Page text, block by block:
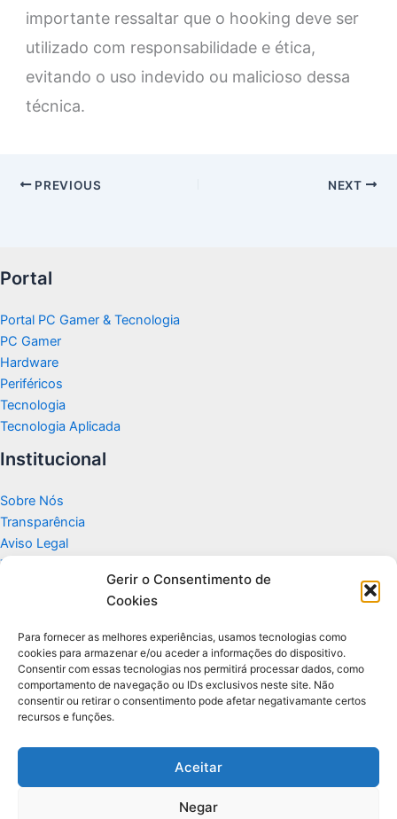
Gerir o Consentimento de
Cookies
Para fornecer as melhores experiências, usamos tecnologias como
cookies para armazenar e/ou aceder a informações do dispositivo.
Consentir com essas tecnologias nos permitirá processar dados, como
comportamento de navegação ou IDs exclusivos neste site. Não
consentir ou retirar o consentimento pode afetar negativamante certos
recursos e funções.
Aceitar
Negar
importante ressaltar que o hooking deve ser
utilizado com responsabilidade e ética,
evitando o uso indevido ou malicioso dessa
técnica.
PREVIOUS NEXT
Portal
Portal PC Gamer & Tecnologia
PC Gamer
Hardware
Periféricos
Tecnologia
Tecnologia Aplicada
Institucional
Sobre Nós
Transparência
Aviso Legal
Termos de Uso
Politicas de Privacidade e Cookies
Apoio
Glossário de Tecnologia
Portal editorial independente sobre tecnologia, PC Gamer e guias